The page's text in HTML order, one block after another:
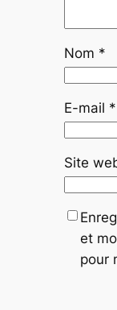
Nom *
E-mail *
Site
et
pour